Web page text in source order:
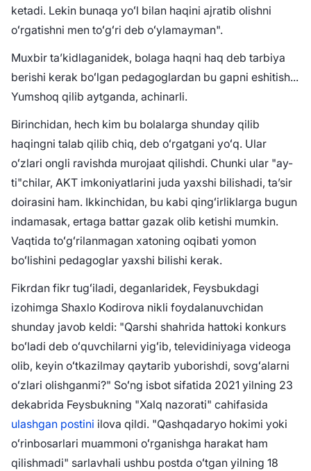
ketadi. Lekin bunaqa yoʻl bilan haqini ajratib olishni
oʻrgatishni men toʻgʻri deb oʻylamayman".
Muxbir taʼkidlaganidek, bolaga haqni haq deb tarbiya
berishi kerak boʻlgan pedagoglardan bu gapni eshitish...
Yumshoq qilib aytganda, achinarli.
Birinchidan, hech kim bu bolalarga shunday qilib
haqingni talab qilib chiq, deb oʻrgatgani yoʻq. Ular
oʻzlari ongli ravishda murojaat qilishdi. Chunki ular "ay-
ti"chilar, AKT imkoniyatlarini juda yaxshi bilishadi, taʼsir
doirasini ham. Ikkinchidan, bu kabi qingʻirliklarga bugun
indamasak, ertaga battar gazak olib ketishi mumkin.
Vaqtida toʻgʻrilanmagan xatoning oqibati yomon
boʻlishini pedagoglar yaxshi bilishi kerak.
Fikrdan fikr tugʻiladi, deganlaridek, Feysbukdagi
izohimga Shaxlo Kodirova nikli foydalanuvchidan
shunday javob keldi: "Qarshi shahrida hattoki konkurs
boʻladi deb oʻquvchilarni yigʻib, televidiniyaga videoga
olib, keyin oʻtkazilmay qaytarib yuborishdi, sovgʻalarni
oʻzlari olishganmi?" Soʻng isbot sifatida 2021 yilning 23
dekabrida Feysbukning "Xalq nazorati" cahifasida
ulashgan postini ilova qildi. "Qashqadaryo hokimi yoki
oʻrinbosarlari muammoni oʻrganishga harakat ham
qilishmadi" sarlavhali ushbu postda oʻtgan yilning 18